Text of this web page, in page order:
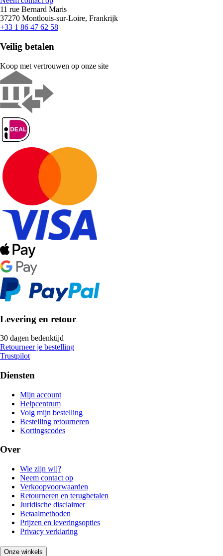
11 rue Bernard Maris
37270 Montlouis-sur-Loire, Frankrijk
+33 1 86 47 62 58
Veilig betalen
Koop met vertrouwen op onze site
Levering en retour
30 dagen bedenktijd
Retourneer je bestelling
Trustpilot
Diensten
Mijn account
Helpcentrum
Volg mijn bestelling
Bestelling retourneren
Kortingscodes
Over
Wie zijn wij?
Neem contact op
Verkoopvoorwaarden
Retourneren en terugbetalen
Juridische disclaimer
Betaalmethoden
Prijzen en leveringsopties
Privacy verklaring
Onze winkels